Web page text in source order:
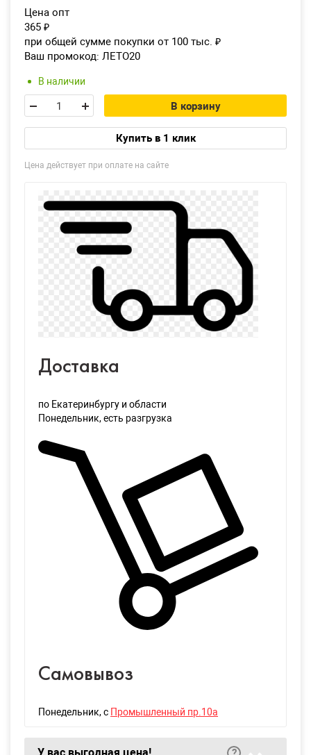
Цена опт
365 ₽
при общей сумме покупки от 100 тыс. ₽
Ваш промокод: ЛЕТО20
В наличии
В корзину
Купить в 1 клик
Цена действует при оплате на сайте
Доставка
по Екатеринбургу и области
Понедельник, есть разгрузка
Самовывоз
Понедельник, с Промышленный пр.10а